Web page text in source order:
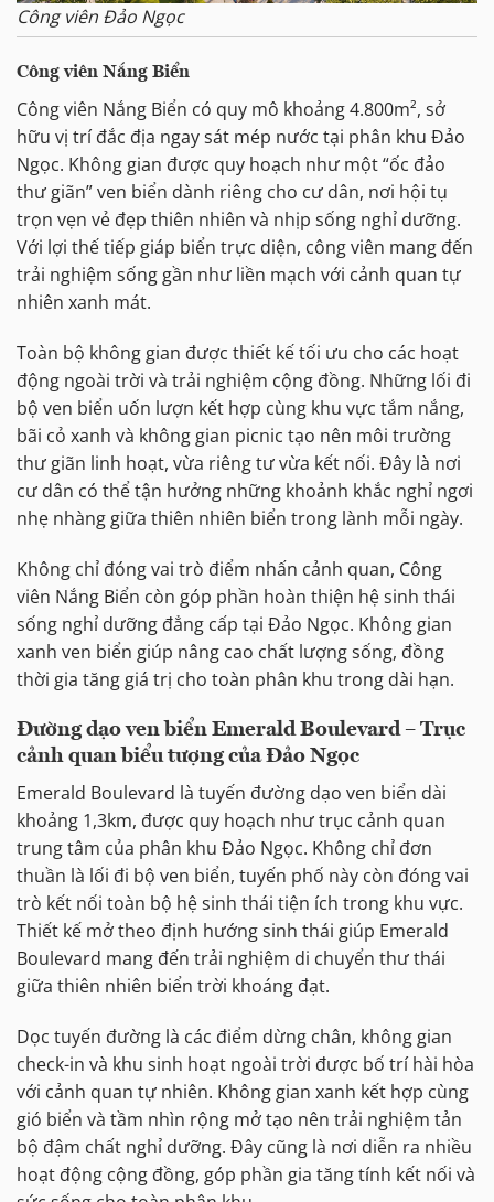
Công viên Đảo Ngọc
Công viên Nắng Biển
Công viên Nắng Biển có quy mô khoảng 4.800m², sở
hữu vị trí đắc địa ngay sát mép nước tại phân khu Đảo
Ngọc. Không gian được quy hoạch như một “ốc đảo
thư giãn” ven biển dành riêng cho cư dân, nơi hội tụ
trọn vẹn vẻ đẹp thiên nhiên và nhịp sống nghỉ dưỡng.
Với lợi thế tiếp giáp biển trực diện, công viên mang đến
trải nghiệm sống gần như liền mạch với cảnh quan tự
nhiên xanh mát.
Toàn bộ không gian được thiết kế tối ưu cho các hoạt
động ngoài trời và trải nghiệm cộng đồng. Những lối đi
bộ ven biển uốn lượn kết hợp cùng khu vực tắm nắng,
bãi cỏ xanh và không gian picnic tạo nên môi trường
thư giãn linh hoạt, vừa riêng tư vừa kết nối. Đây là nơi
cư dân có thể tận hưởng những khoảnh khắc nghỉ ngơi
nhẹ nhàng giữa thiên nhiên biển trong lành mỗi ngày.
Không chỉ đóng vai trò điểm nhấn cảnh quan, Công
viên Nắng Biển còn góp phần hoàn thiện hệ sinh thái
sống nghỉ dưỡng đẳng cấp tại Đảo Ngọc. Không gian
xanh ven biển giúp nâng cao chất lượng sống, đồng
thời gia tăng giá trị cho toàn phân khu trong dài hạn.
Đường dạo ven biển Emerald Boulevard – Trục
cảnh quan biểu tượng của Đảo Ngọc
Emerald Boulevard là tuyến đường dạo ven biển dài
khoảng 1,3km, được quy hoạch như trục cảnh quan
trung tâm của phân khu Đảo Ngọc. Không chỉ đơn
thuần là lối đi bộ ven biển, tuyến phố này còn đóng vai
trò kết nối toàn bộ hệ sinh thái tiện ích trong khu vực.
Thiết kế mở theo định hướng sinh thái giúp Emerald
Boulevard mang đến trải nghiệm di chuyển thư thái
giữa thiên nhiên biển trời khoáng đạt.
Dọc tuyến đường là các điểm dừng chân, không gian
check-in và khu sinh hoạt ngoài trời được bố trí hài hòa
với cảnh quan tự nhiên. Không gian xanh kết hợp cùng
gió biển và tầm nhìn rộng mở tạo nên trải nghiệm tản
bộ đậm chất nghỉ dưỡng. Đây cũng là nơi diễn ra nhiều
hoạt động cộng đồng, góp phần gia tăng tính kết nối và